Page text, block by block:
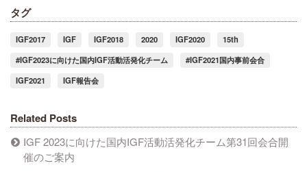
タグ
IGF2017 IGF IGF2018 2020 IGF2020
15th
#IGF2023に向けた国内IGF活動活発化チーム
#IGF2021国内事前会合
IGF2021
IGF報告会
Related Posts
IGF 2023に向けた国内IGF活動活発化チーム第31回会合開
催のご案内